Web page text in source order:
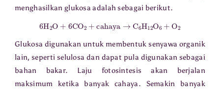
menghasilkan glukosa adalah sebagai berikut.
6H2O +6CO + cahaya C 6 H12 O6 + O2
Glukosa digunakan untuk membentuk senyawa organik
lain, seperti selulosa dan dapat pula digunakan sebagai
bahan bakar. Laju fotosintesis akan berjalan
maksimum ketika banyak cahaya. Semakin banyak